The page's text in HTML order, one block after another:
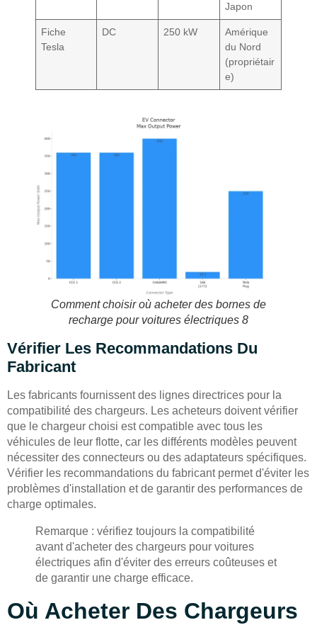
Japon
Fiche
Tesla
DC 250 kW
Amérique
du Nord
(propriétair
e)
Comment choisir où acheter des bornes de
recharge pour voitures électriques 8
Vérifier Les Recommandations Du
Fabricant
Les fabricants fournissent des lignes directrices pour la
compatibilité des chargeurs. Les acheteurs doivent vérifier
que le chargeur choisi est compatible avec tous les
véhicules de leur flotte, car les différents modèles peuvent
nécessiter des connecteurs ou des adaptateurs spécifiques.
Vérifier les recommandations du fabricant permet d'éviter les
problèmes d'installation et de garantir des performances de
charge optimales.
Remarque : vérifiez toujours la compatibilité
avant d'acheter des chargeurs pour voitures
électriques afin d'éviter des erreurs coûteuses et
de garantir une charge efficace.
Où Acheter Des Chargeurs